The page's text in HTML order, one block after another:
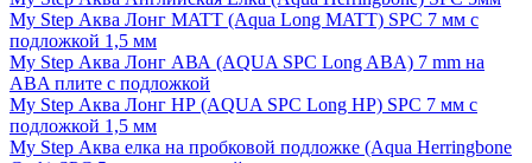
My Step Аква Лонг MATT (Aqua Long MATT) SPC 7 мм с
подложкой 1,5 мм
My Step Аква Лонг АВА (AQUA SPC Long ABA) 7 mm на
ABA плите с подложкой
My Step Аква Лонг НР (AQUA SPC Long HP) SPC 7 мм с
подложкой 1,5 мм
My Step Аква елка на пробковой подложке (Aqua Herringbone